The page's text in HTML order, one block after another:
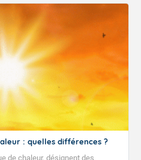
: quelles différences ?
de chaleur, désignent des